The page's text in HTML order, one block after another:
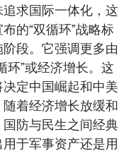
求国际一体化，这
的“双循环”战略标
段。它强调更多由
环”或经济增长。这
定中国崛起和中美
着经济增长放缓和
防与民生之间经典
于军事资产还是用